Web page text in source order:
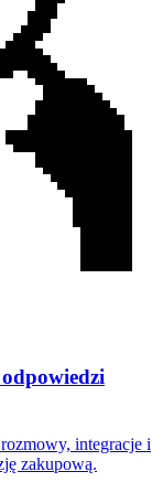
integracje i
zakupową.